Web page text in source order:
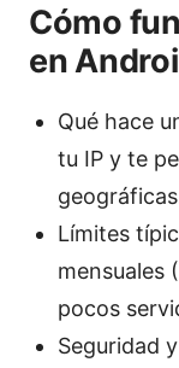
Cómo
en
Qué hace
tu IP y te
Límites
mensuales
pocos
Seguridad